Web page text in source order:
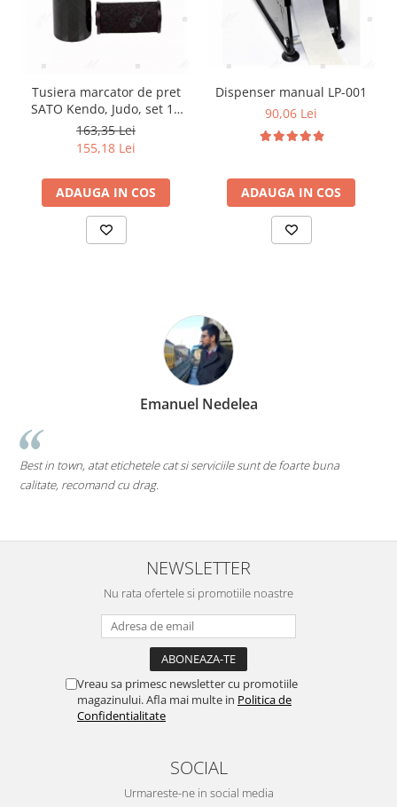
Tusiera marcator de pret
SATO Kendo, Judo, set 10
buc
163,35 Lei
155,18 Lei
ADAUGA IN COS
Dispenser manual LP-001
90,06 Lei
ADAUGA IN COS
Emanuel Nedelea
Best in town, atat etichetele cat si serviciile sunt de foarte buna
calitate, recomand cu drag.
NEWSLETTER
Nu rata ofertele si promotiile noastre
Vreau sa primesc newsletter cu promotiile
magazinului. Afla mai multe in Politica de
Confidentialitate
SOCIAL
Urmareste-ne in social media